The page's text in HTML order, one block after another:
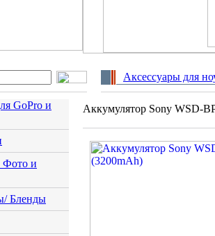
Аксессуары для
GoPro и
Фото и
Бленды
Аккумулятор Sony WSD-